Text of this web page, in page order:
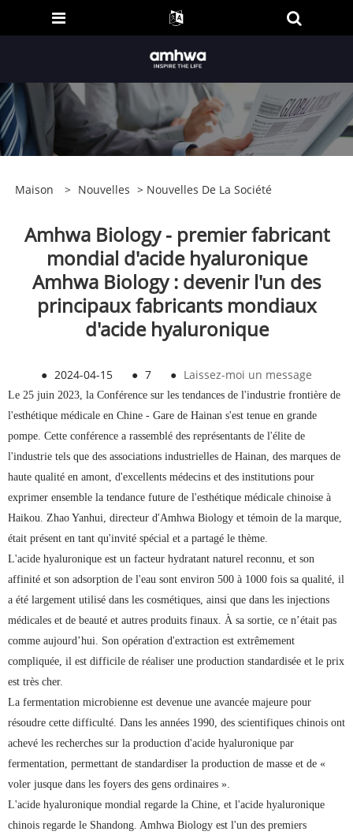
Maison > Nouvelles > Nouvelles De La Société
Amhwa Biology - premier fabricant
mondial d'acide hyaluronique
Amhwa Biology : devenir l'un des
principaux fabricants mondiaux
d'acide hyaluronique
● 2024-04-15 ● 7 ● Laissez-moi un message
Le 25 juin 2023, la Conférence sur les tendances de l'industrie frontière de
l'esthétique médicale en Chine - Gare de Hainan s'est tenue en grande
pompe. Cette conférence a rassemblé des représentants de l'élite de
l'industrie tels que des associations industrielles de Hainan, des marques de
haute qualité en amont, d'excellents médecins et des institutions pour
exprimer ensemble la tendance future de l'esthétique médicale chinoise à
Haikou. Zhao Yanhui, directeur d'Amhwa Biology et témoin de la marque,
était présent en tant qu'invité spécial et a partagé le thème.
L'acide hyaluronique est un facteur hydratant naturel reconnu, et son
affinité et son adsorption de l'eau sont environ 500 à 1000 fois sa qualité, il
a été largement utilisé dans les cosmétiques, ainsi que dans les injections
médicales et de beauté et autres produits finaux. À sa sortie, ce n’était pas
comme aujourd’hui. Son opération d'extraction est extrêmement
compliquée, il est difficile de réaliser une production standardisée et le prix
est très cher.
La fermentation microbienne est devenue une avancée majeure pour
résoudre cette difficulté. Dans les années 1990, des scientifiques chinois ont
achevé les recherches sur la production d'acide hyaluronique par
fermentation, permettant de standardiser la production de masse et de «
voler jusque dans les foyers des gens ordinaires ».
L'acide hyaluronique mondial regarde la Chine, et l'acide hyaluronique
chinois regarde le Shandong. Amhwa Biology est l'un des premiers